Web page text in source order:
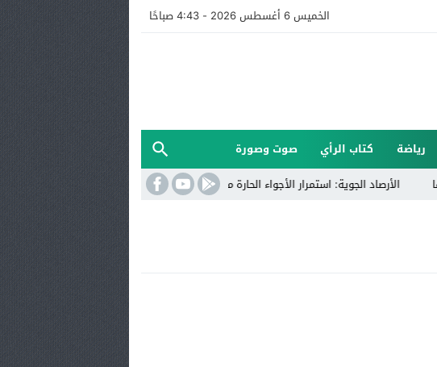
الخميس 6 أغسطس 2026 - 4:43 صباحًا
رياضة كتاب الرأي
صوت وصورة
الأرصاد الجوية: استمرار الأجواء الحارة مع أمطار رعدية ورياح قوية بعدد من مناطق المملكة